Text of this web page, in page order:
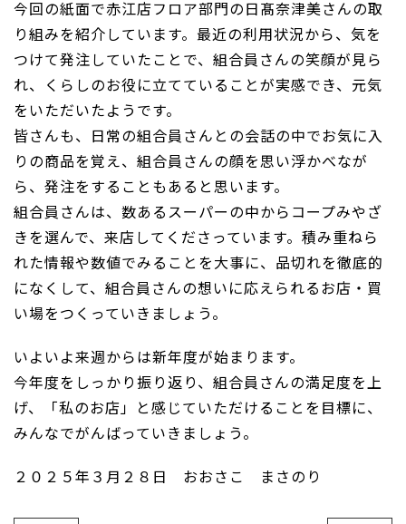
今回の紙面で赤江店フロア部門の日髙奈津美さんの取
り組みを紹介しています。最近の利用状況から、気を
つけて発注していたことで、組合員さんの笑顔が見ら
れ、くらしのお役に立てていることが実感でき、元気
をいただいたようです。
皆さんも、日常の組合員さんとの会話の中でお気に入
りの商品を覚え、組合員さんの顔を思い浮かべなが
ら、発注をすることもあると思います。
組合員さんは、数あるスーパーの中からコープみやざ
きを選んで、来店してくださっています。積み重ねら
れた情報や数値でみることを大事に、品切れを徹底的
になくして、組合員さんの想いに応えられるお店・買
い場をつくっていきましょう。
いよいよ来週からは新年度が始まります。
今年度をしっかり振り返り、組合員さんの満足度を上
げ、「私のお店」と感じていただけることを目標に、
みんなでがんばっていきましょう。
２０２５年３月２８日 おおさこ まさのり